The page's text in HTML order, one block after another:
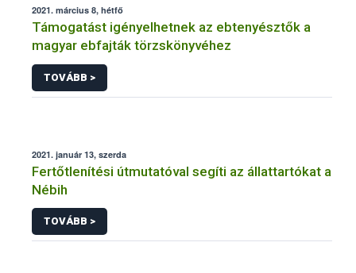
2021. március 8, hétfő
Támogatást igényelhetnek az ebtenyésztők a
magyar ebfajták törzskönyvéhez
TOVÁBB >
2021. január 13, szerda
Fertőtlenítési útmutatóval segíti az állattartókat a
Nébih
TOVÁBB >